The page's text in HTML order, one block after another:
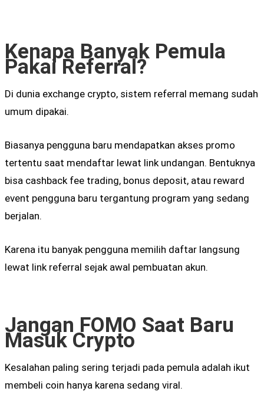
Kenapa Banyak Pemula
Pakai Referral?
Di dunia exchange crypto, sistem referral memang sudah
umum dipakai.
Biasanya pengguna baru mendapatkan akses promo
tertentu saat mendaftar lewat link undangan. Bentuknya
bisa cashback fee trading, bonus deposit, atau reward
event pengguna baru tergantung program yang sedang
berjalan.
Karena itu banyak pengguna memilih daftar langsung
lewat link referral sejak awal pembuatan akun.
Jangan FOMO Saat Baru
Masuk Crypto
Kesalahan paling sering terjadi pada pemula adalah ikut
membeli coin hanya karena sedang viral.